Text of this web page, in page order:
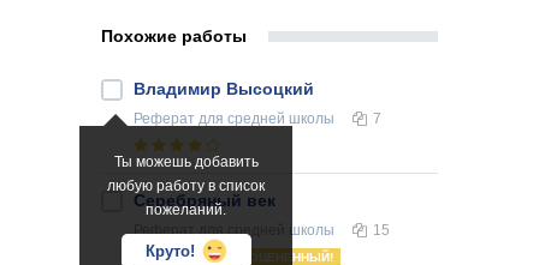
Похожие работы
Ты можешь добавить
любую работу в список
пожеланий.
Круто!
Владимир Высоцкий
Реферат для средней школы 7
Серебряный век
Рефератдля средней школы 15
ОЦЕНЕННЫЙ!